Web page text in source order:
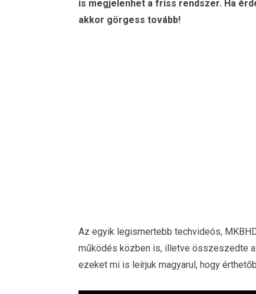
is megjelenhet a friss rendszer. Ha
akkor görgess tovább!
Az egyik legismertebb techvideós,
működés közben is, illetve összeszedte
ezeket mi is leírjuk magyarul, hogy